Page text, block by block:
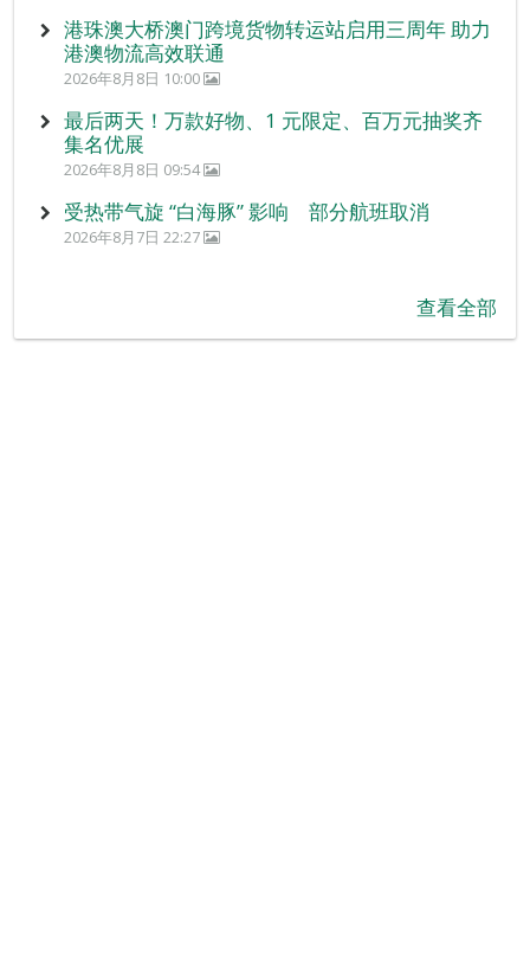
港珠澳大桥澳门跨境货物转运站启用三周年 助力
港澳物流高效联通
2026年8月8日 10:00
最后两天！万款好物、1 元限定、百万元抽奖齐
集名优展
2026年8月8日 09:54
受热带气旋 “白海豚” 影响 部分航班取消
2026年8月7日 22:27
查看全部